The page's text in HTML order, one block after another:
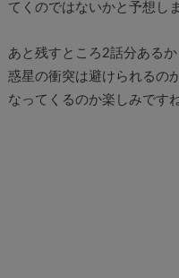
てくのではないかと予想し
あと残すところ2話分ある
惑星の衝突は避けられるの
なってくるのか楽しみです